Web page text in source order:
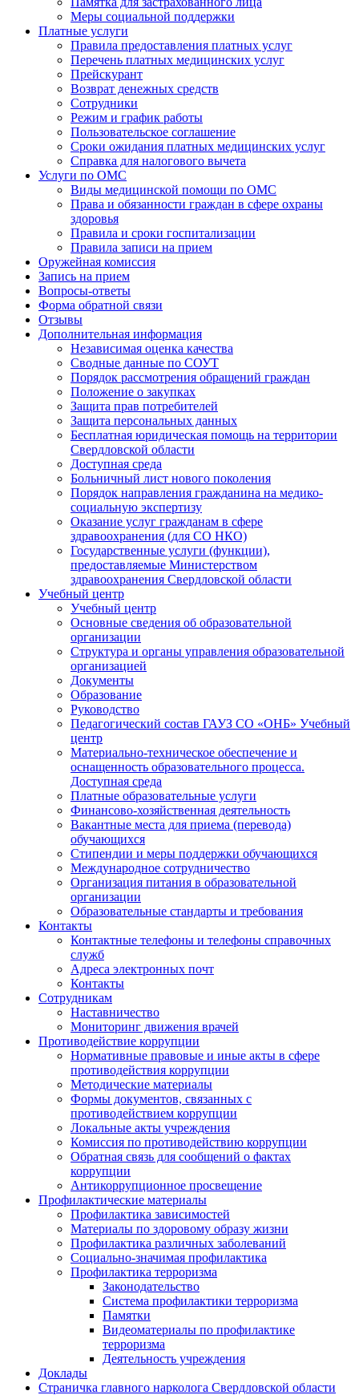
Меры социальной поддержки
Платные услуги
Правила предоставления платных услуг
Перечень платных медицинских услуг
Прейскурант
Возврат денежных средств
Сотрудники
Режим и график работы
Пользовательское соглашение
Сроки ожидания платных медицинских услуг
Справка для налогового вычета
Услуги по ОМС
Виды медицинской помощи по ОМС
Права и обязанности граждан в сфере охраны
здоровья
Правила и сроки госпитализации
Правила записи на прием
Оружейная комиссия
Запись на прием
Вопросы-ответы
Форма обратной связи
Отзывы
Дополнительная информация
Независимая оценка качества
Сводные данные по СОУТ
Порядок рассмотрения обращений граждан
Положение о закупках
Защита прав потребителей
Защита персональных данных
Бесплатная юридическая помощь на территории
Свердловской области
Доступная среда
Больничный лист нового поколения
Порядок направления гражданина на медико-
социальную экспертизу
Оказание услуг гражданам в сфере
здравоохранения (для СО НКО)
Государственные услуги (функции),
предоставляемые Министерством
здравоохранения Свердловской области
Учебный центр
Учебный центр
Основные сведения об образовательной
организации
Структура и органы управления образовательной
организацией
Документы
Образование
Руководство
Педагогический состав ГАУЗ СО «ОНБ» Учебный
центр
Материально-техническое обеспечение и
оснащенность образовательного процесса.
Доступная среда
Платные образовательные услуги
Финансово-хозяйственная деятельность
Вакантные места для приема (перевода)
обучающихся
Стипендии и меры поддержки обучающихся
Международное сотрудничество
Организация питания в образовательной
организации
Образовательные стандарты и требования
Контакты
Контактные телефоны и телефоны справочных
служб
Адреса электронных почт
Контакты
Сотрудникам
Наставничество
Мониторинг движения врачей
Противодействие коррупции
Нормативные правовые и иные акты в сфере
противодействия коррупции
Методические материалы
Формы документов, связанных с
противодействием коррупции
Локальные акты учреждения
Комиссия по противодействию коррупции
Обратная связь для сообщений о фактах
коррупции
Антикоррупционное просвещение
Профилактические материалы
Профилактика зависимостей
Материалы по здоровому образу жизни
Профилактика различных заболеваний
Социально-значимая профилактика
Профилактика терроризма
Законодательство
Система профилактики терроризма
Памятки
Видеоматериалы по профилактике
терроризма
Деятельность учреждения
Доклады
Страничка главного нарколога Свердловской области